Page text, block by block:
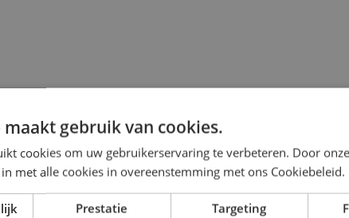
maakt gebruik van cookies.
cookies om uw gebruikerservaring te verbeteren. Door
met alle cookies in overeenstemming met ons Cookiebeleid.
Prestatie Targeting